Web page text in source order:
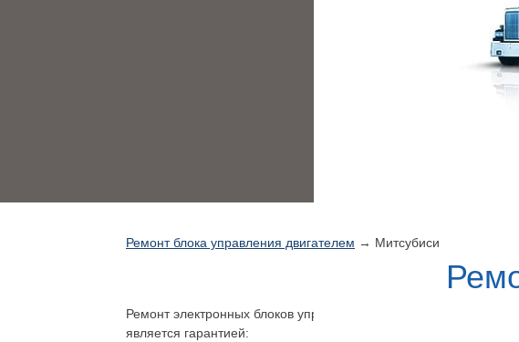
Ремонт блока управления двигателем → Митсубиси
Ремонт электронных блоков управления двигателем,
является гарантией: